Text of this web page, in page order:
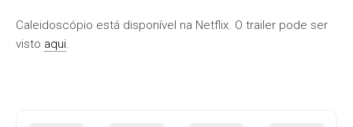
Caleidoscópio está disponível na Netflix. O trailer pode ser
visto aqui.